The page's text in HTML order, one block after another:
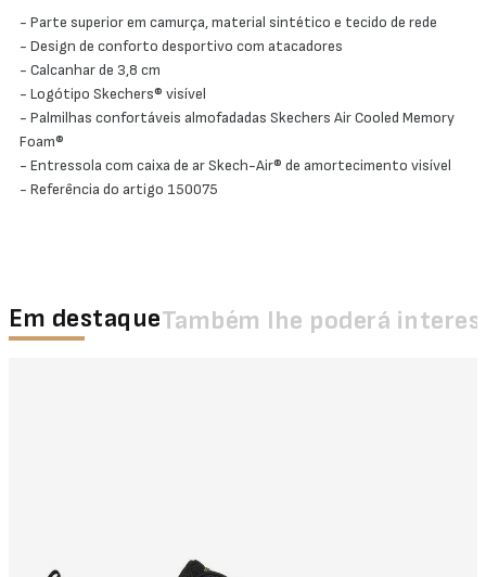
- Parte superior em camurça, material sintético e tecido de rede
- Design de conforto desportivo com atacadores
- Calcanhar de 3,8 cm
- Logótipo Skechers® visível
- Palmilhas confortáveis almofadadas Skechers Air Cooled Memory
Foam®
- Entressola com caixa de ar Skech-Air® de amortecimento visível
- Referência do artigo 150075
Em destaqueTambém lhe poderá